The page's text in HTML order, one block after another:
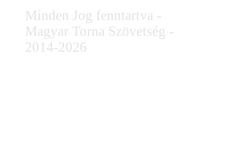
Minden Jog fenntartva -
Magyar Torna Szövetség -
2014-2026